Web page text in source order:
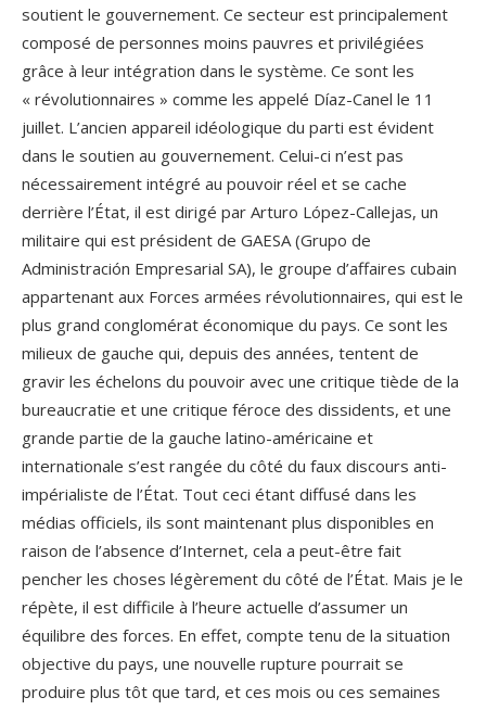
soutient le gouvernement. Ce secteur est principalement
composé de personnes moins pauvres et privilégiées
grâce à leur intégration dans le système. Ce sont les
« révolutionnaires » comme les appelé Díaz-Canel le 11
juillet. L’ancien appareil idéologique du parti est évident
dans le soutien au gouvernement. Celui-ci n’est pas
nécessairement intégré au pouvoir réel et se cache
derrière l’État, il est dirigé par Arturo López-Callejas, un
militaire qui est président de GAESA (Grupo de
Administración Empresarial SA), le groupe d’affaires cubain
appartenant aux Forces armées révolutionnaires, qui est le
plus grand conglomérat économique du pays. Ce sont les
milieux de gauche qui, depuis des années, tentent de
gravir les échelons du pouvoir avec une critique tiède de la
bureaucratie et une critique féroce des dissidents, et une
grande partie de la gauche latino-américaine et
internationale s’est rangée du côté du faux discours anti-
impérialiste de l’État. Tout ceci étant diffusé dans les
médias officiels, ils sont maintenant plus disponibles en
raison de l’absence d’Internet, cela a peut-être fait
pencher les choses légèrement du côté de l’État. Mais je le
répète, il est difficile à l’heure actuelle d’assumer un
équilibre des forces. En effet, compte tenu de la situation
objective du pays, une nouvelle rupture pourrait se
produire plus tôt que tard, et ces mois ou ces semaines